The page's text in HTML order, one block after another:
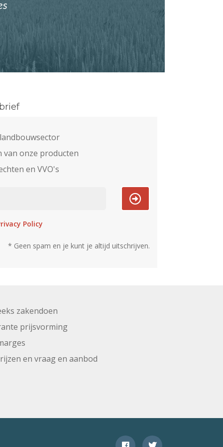
van onze producten
en VVO's
Policy
* Geen spam en je kunt je altijd uitschrijven.
zakendoen
prijsvorming
en vraag en aanbod